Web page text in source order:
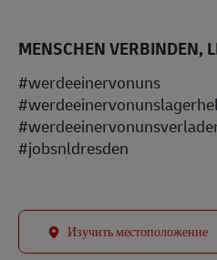
MENSCHEN VERBINDEN,
#werdeeinervonuns
#jobsnldresden
Изучить местоположение